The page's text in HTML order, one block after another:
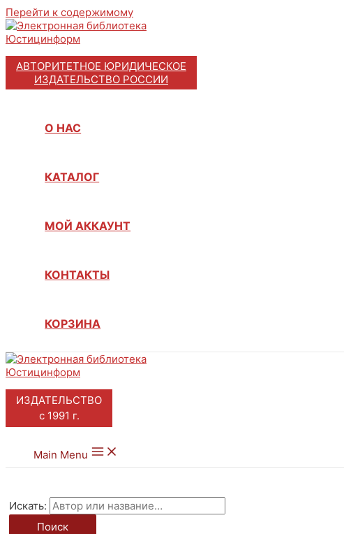
Перейти к содержимому
АВТОРИТЕТНОЕ ЮРИДИЧЕСКОЕ
ИЗДАТЕЛЬСТВО РОССИИ
О НАС
КАТАЛОГ
МОЙ АККАУНТ
КОНТАКТЫ
КОРЗИНА
ИЗДАТЕЛЬСТВО
с 1991 г.
Main Menu
Искать:
Поиск